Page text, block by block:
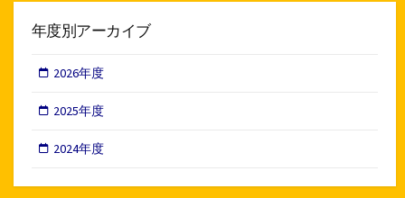
年度別アーカイブ
2026年度
2025年度
2024年度